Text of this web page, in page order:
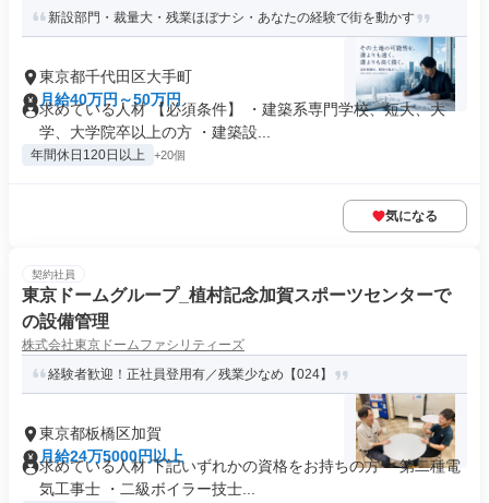
新設部門・裁量大・残業ほぼナシ・あなたの経験で街を動かす
東京都千代田区大手町
月給40万円～50万円
求めている人材 【必須条件】 ・建築系専門学校、短大、大
学、大学院卒以上の方 ・建築設...
年間休日120日以上 +20個
気になる
契約社員
東京ドームグループ_植村記念加賀スポーツセンターで
の設備管理
株式会社東京ドームファシリティーズ
経験者歓迎！正社員登用有／残業少なめ【024】
東京都板橋区加賀
月給24万5000円以上
求めている人材 下記いずれかの資格をお持ちの方 ・第二種電
気工事士 ・二級ボイラー技士...